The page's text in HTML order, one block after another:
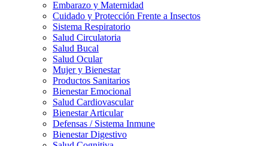
Embarazo y Maternidad
Cuidado y Protección Frente a Insectos
Sistema Respiratorio
Salud Circulatoria
Salud Bucal
Salud Ocular
Mujer y Bienestar
Productos Sanitarios
Bienestar Emocional
Salud Cardiovascular
Bienestar Articular
Defensas / Sistema Inmune
Bienestar Digestivo